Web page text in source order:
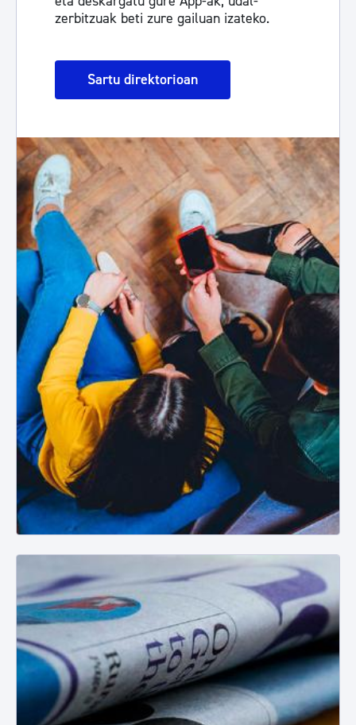
zerbitzuak beti zure gailuan izateko.
Sartu direktorioan